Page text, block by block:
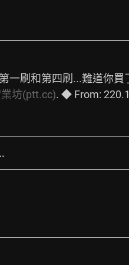
一刷和第四刷...難道你
坊(ptt.cc). ◆ From: